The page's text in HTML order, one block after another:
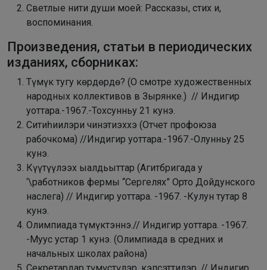
Светлые нити души моей: Рассказы, стих и,
воспоминания.
Произведения, статьи в периодических
изданиях, сборниках:
Түмүк тугу көрдөрдө? (О смотре художественных
народных коллективов в Зырянке.) // Индигир
уоттара.-1967.-Тохсунньу 21 кунэ.
Ситиһиилэри чинэтиэххэ (Отчет профоюза
рабочкома) //Индигир уоттара.-1967.-Олунньу 25
кунэ.
Күүтүүлээх ыалдьыттар (Агитбригада у
‘\работников фермы “Сергелях” Орто Дойдунского
наслега) // Индигир уоттара. -1967. -Кулун тутар 8
кунэ.
Олимпиада түмүктэннэ.// Индигир уоттара. -1967.
-Муус устар 1 кунэ. (Олимпиада в средних и
начальных школах района)
Секретардар түмүстүлэр, кэпсэттилэр. // Индигир